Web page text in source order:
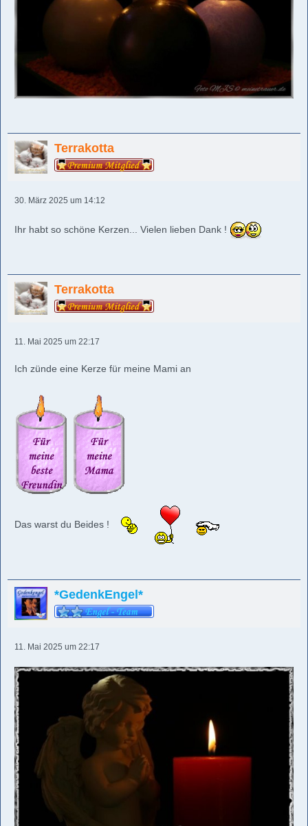
Terrakotta
30. März 2025 um 14:12
Ihr habt so schöne Kerzen... Vielen lieben Dank !
Terrakotta
11. Mai 2025 um 22:17
Ich zünde eine Kerze für meine Mami an
Das warst du Beides !
*GedenkEngel*
11. Mai 2025 um 22:17